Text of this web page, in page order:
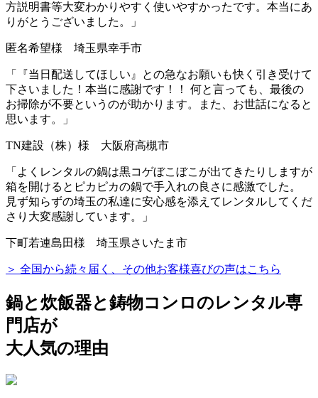
方説明書等大変わかりやすく使いやすかったです。 本当にあ
りがとうございました。」
匿名希望様 埼玉県幸手市
「
『当日配送してほしい』との急なお願いも快く引き受けて
下さいました！ 本当に感謝です！！ 何と言っても、 最後の
お掃除が不要というのが助かります。
また、お世話になると
思います。」
TN建設（株）様 大阪府高槻市
「 よくレンタルの鍋は黒コゲぼこぼこが出てきたりしますが
箱を開けるとピカピカの鍋で手入れの良さに感激でした。
見ず知らずの埼玉の私達に安心感を添えてレンタルしてくだ
さり大変感謝しています。」
下町若連島田様 埼玉県さいたま市
＞ 全国から続々届く、その他お客様喜びの声はこちら
鍋と炊飯器と鋳物コンロのレンタル専
門店が
大人気の理由